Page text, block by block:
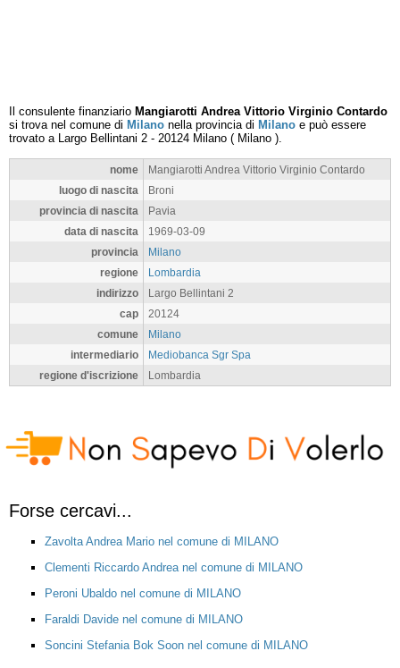
Il consulente finanziario Mangiarotti Andrea Vittorio Virginio Contardo
si trova nel comune di Milano nella provincia di Milano e può essere
trovato a Largo Bellintani 2 - 20124 Milano ( Milano ).
nome
Mangiarotti Andrea Vittorio Virginio Contardo
luogo di nascita
Broni
provincia di nascita
Pavia
data di nascita
1969-03-09
provincia
Milano
regione
Lombardia
indirizzo
Largo Bellintani 2
cap
20124
comune
Milano
intermediario
Mediobanca Sgr Spa
regione d'iscrizione
Lombardia
Forse cercavi...
Zavolta Andrea Mario nel comune di MILANO
Clementi Riccardo Andrea nel comune di MILANO
Peroni Ubaldo nel comune di MILANO
Faraldi Davide nel comune di MILANO
Soncini Stefania Bok Soon nel comune di MILANO